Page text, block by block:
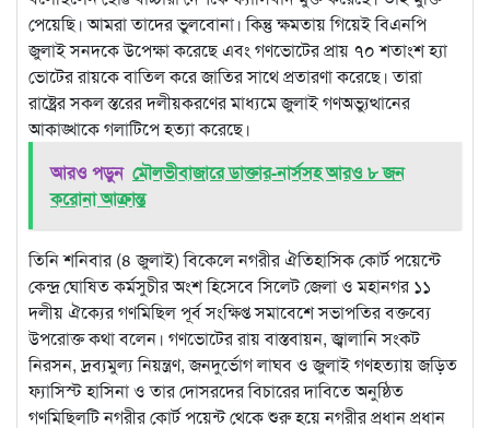
পেয়েছি। আমরা তাদের ভুলবোনা। কিন্তু ক্ষমতায় গিয়েই বিএনপি
জুলাই সনদকে উপেক্ষা করেছে এবং গণভোটের প্রায় ৭০ শতাংশ হ্যা
ভোটের রায়কে বাতিল করে জাতির সাথে প্রতারণা করেছে। তারা
রাষ্ট্রের সকল স্তরের দলীয়করণের মাধ্যমে জুলাই গণঅভ্যুত্থানের
আকাঙ্খাকে গলাটিপে হত্যা করেছে।
আরও পড়ুন মৌলভীবাজারে ডাক্তার-নার্সসহ আরও ৮ জন
করোনা আক্রান্ত
তিনি শনিবার (৪ জুলাই) বিকেলে নগরীর ঐতিহাসিক কোর্ট পয়েন্টে
কেন্দ্র ঘোষিত কর্মসুচীর অংশ হিসেবে সিলেট জেলা ও মহানগর ১১
দলীয় ঐক্যের গণমিছিল পূর্ব সংক্ষিপ্ত সমাবেশে সভাপতির বক্তব্যে
উপরোক্ত কথা বলেন। গণভোটের রায় বাস্তবায়ন, জ্বালানি সংকট
নিরসন, দ্রব্যমুল্য নিয়ন্ত্রণ, জনদুর্ভোগ লাঘব ও জুলাই গণহত্যায় জড়িত
ফ্যাসিস্ট হাসিনা ও তার দোসরদের বিচারের দাবিতে অনুষ্ঠিত
গণমিছিলটি নগরীর কোর্ট পয়েন্ট থেকে শুরু হয়ে নগরীর প্রধান প্রধান